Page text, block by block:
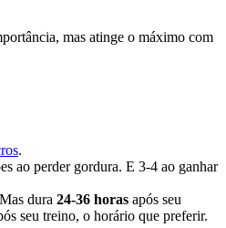
mas atinge o máximo com
.
ao perder gordura. E 3-4 ao ganhar
dura 24-36 horas após seu
seu treino, o horário que preferir.